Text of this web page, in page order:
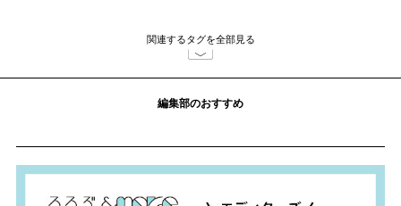
関連するタグを全部見る
編集部のおすすめ